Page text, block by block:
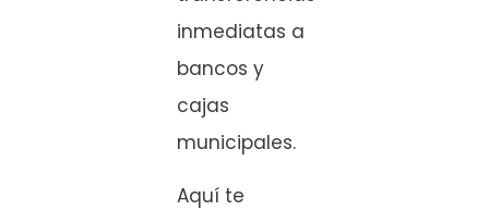
inmediatas a
bancos y
cajas
municipales.
Aquí te